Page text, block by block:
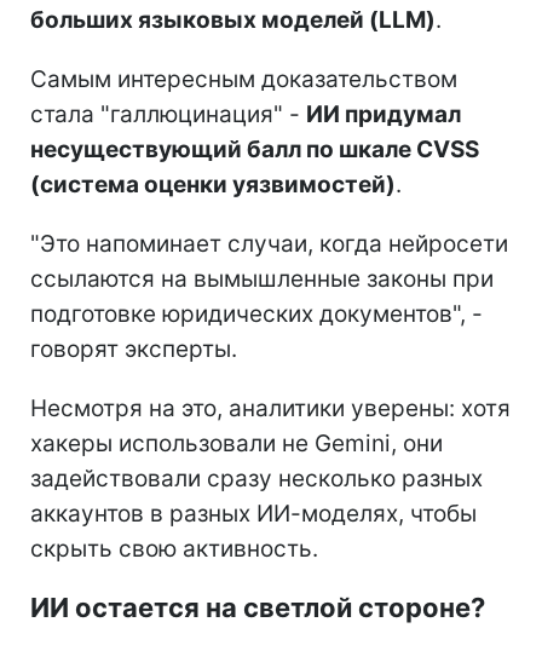
больших языковых моделей (LLM).
Самым интересным доказательством
стала "галлюцинация" - ИИ придумал
несуществующий балл по шкале CVSS
(система оценки уязвимостей).
"Это напоминает случаи, когда нейросети
ссылаются на вымышленные законы при
подготовке юридических документов", -
говорят эксперты.
Несмотря на это, аналитики уверены: хотя
хакеры использовали не Gemini, они
задействовали сразу несколько разных
аккаунтов в разных ИИ-моделях, чтобы
скрыть свою активность.
ИИ остается на светлой стороне?